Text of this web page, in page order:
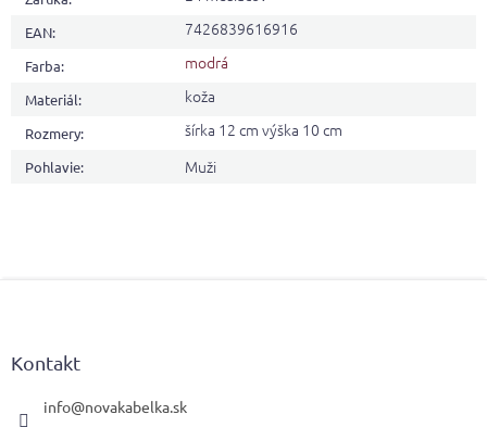
EAN: 7426839616916
Farba: modrá
Materiál: koža
Rozmery: šírka 12 cm výška 10 cm
Pohlavie: Muži
Kontakt
info@novakabelka.sk